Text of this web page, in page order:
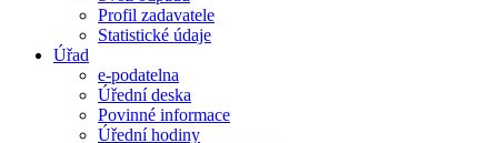
Profil zadavatele
Statistické údaje
Úřad
e-podatelna
Úřední deska
Povinné informace
Úřední hodiny